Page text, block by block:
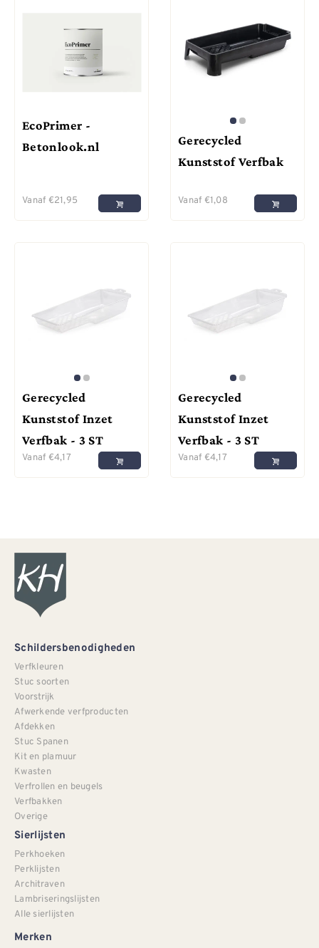
EcoPrimer -
Betonlook.nl
Vanaf €21,95
Gerecycled
Kunststof Verfbak
Vanaf €1,08
Gerecycled
Kunststof Inzet
Verfbak - 3 ST
Vanaf €4,17
Gerecycled
Kunststof Inzet
Verfbak - 3 ST
Vanaf €4,17
Schildersbenodigheden
Verfkleuren
Stuc soorten
Voorstrijk
Afwerkende verfproducten
Afdekken
Stuc Spanen
Kit en plamuur
Kwasten
Verfrollen en beugels
Verfbakken
Overige
Sierlijsten
Perkhoeken
Perklijsten
Architraven
Lambriseringslijsten
Alle sierlijsten
Merken